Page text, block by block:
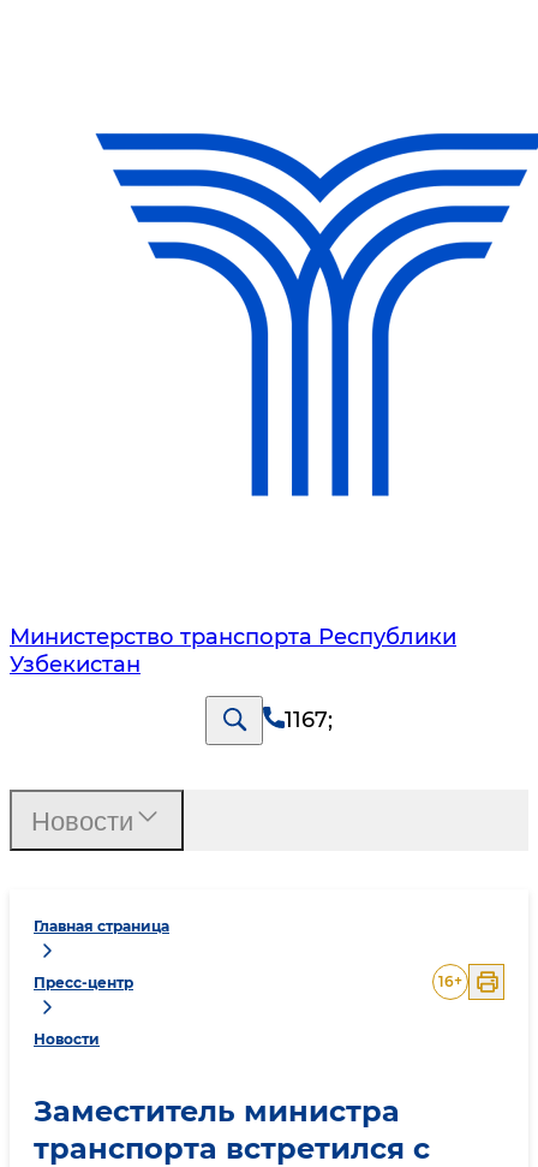
Министерство транспорта Республики
Узбекистан
1167;
Главная страница
Пресс-центр
Новости
16+
Заместитель министра
транспорта встретился с
Новости